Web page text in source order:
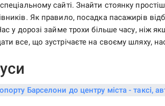
сайті. Знайти стоянку
Як правило, посадка пасажирів
у дорозі займе трохи більше часу, ніж
все, що зустрічаєте на своєму шляху,